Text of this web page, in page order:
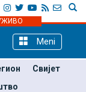
Meni
Свијет